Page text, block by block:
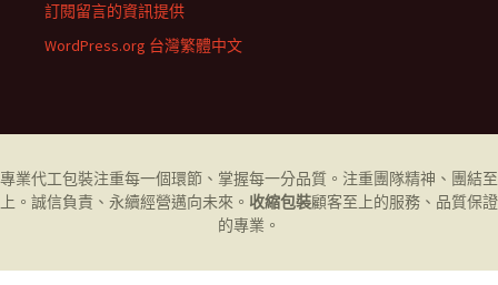
訂閱留言的資訊提供
WordPress.org 台灣繁體中文
專業代工包裝注重每一個環節、掌握每一分品質。注重團隊精神、團結至
上。誠信負責、永續經營邁向未來。 收縮包裝顧客至上的服務、品質保證
的專業。